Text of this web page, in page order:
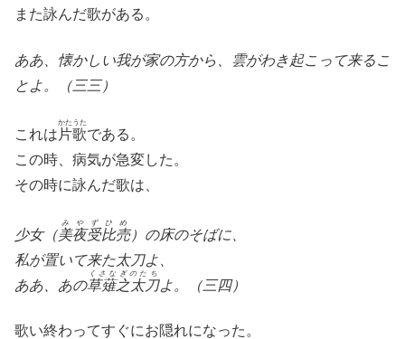
また詠んだ歌がある。
ああ、懐かしい我が家の方から、雲がわき起こって来るこ
とよ。（三三）
これは 片歌
かたうた
である。
この時、病気が急変した。
その時に詠んだ歌は、
少女（美夜受比売
みやずひめ
）の床のそばに、
私が置いて来た太刀よ、
ああ、あの草薙之太刀
くさなぎのたち
よ。（三四）
歌い終わってすぐにお隠れになった。